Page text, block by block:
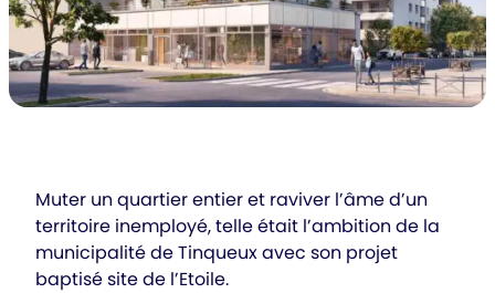
Muter un quartier entier et raviver l’âme d’un
territoire inemployé, telle était l’ambition de la
municipalité de Tinqueux avec son projet
baptisé site de l’Etoile.